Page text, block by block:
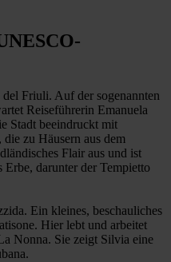
Friuli. Auf der sogenannten
Reiseführerin Emanuela
Stadt beeindruckt mit
zu Häusern aus dem
Flair aus und ist
darunter der Tempietto
Ein kleines, beschauliches
Hier lebt und arbeitet
Nonna. Sie zeigt Silvia eine